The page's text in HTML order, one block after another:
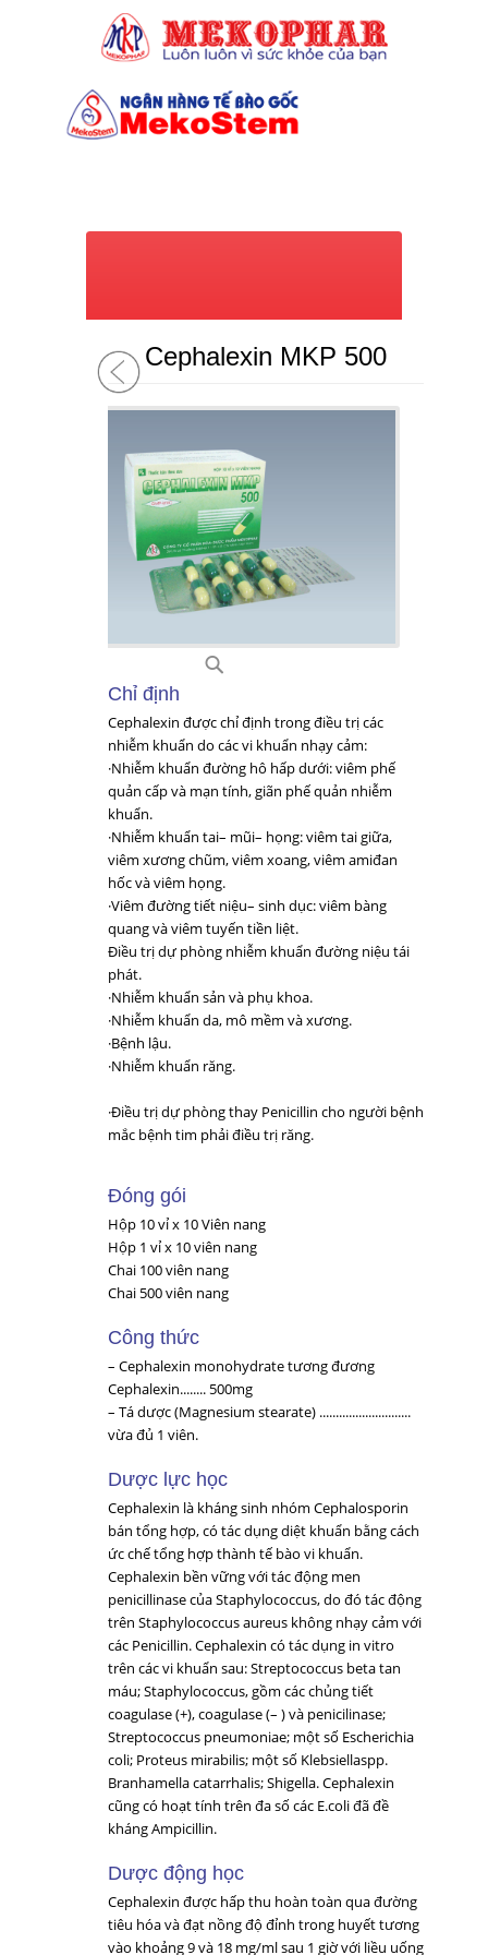
Cephalexin MKP 500
Chỉ định
Cephalexin được chỉ định trong điều trị các
nhiễm khuẩn do các vi khuẩn nhạy cảm:
·Nhiễm khuẩn đường hô hấp dưới: viêm phế
quản cấp và mạn tính, giãn phế quản nhiễm
khuẩn.
·Nhiễm khuẩn tai– mũi– họng: viêm tai giữa,
viêm xương chũm, viêm xoang, viêm amiđan
hốc và viêm họng.
·Viêm đường tiết niệu– sinh dục: viêm bàng
quang và viêm tuyến tiền liệt.
Điều trị dự phòng nhiễm khuẩn đường niệu tái
phát.
·Nhiễm khuẩn sản và phụ khoa.
·Nhiễm khuẩn da, mô mềm và xương.
·Bệnh lậu.
·Nhiễm khuẩn răng.
·Điều trị dự phòng thay Penicillin cho người bệnh
mắc bệnh tim phải điều trị răng.
Đóng gói
Hộp 10 vỉ x 10 Viên nang
Hộp 1 vỉ x 10 viên nang
Chai 100 viên nang
Chai 500 viên nang
Công thức
– Cephalexin monohydrate tương đương
Cephalexin........ 500mg
– Tá dược (Magnesium stearate) ............................
vừa đủ 1 viên.
Dược lực học
Cephalexin là kháng sinh nhóm Cephalosporin
bán tổng hợp, có tác dụng diệt khuẩn bằng cách
ức chế tổng hợp thành tế bào vi khuẩn.
Cephalexin bền vững với tác động men
penicillinase củaStaphylococcus, do đó tác động
trên Staphylococcus aureus không nhạy cảm với
các Penicillin. Cephalexin có tác dụng in vitro
trên các vi khuẩn sau:Streptococcus beta tan
máu;Staphylococcus, gồm các chủng tiết
coagulase (+), coagulase (– ) và penicilinase;
Streptococcus pneumoniae; một số Escherichia
coli; Proteus mirabilis; một số Klebsiellaspp.
Branhamella catarrhalis; Shigella.Cephalexin
cũng có hoạt tính trên đa số các E.coliđã đề
kháng Ampicillin.
Dược động học
Cephalexin được hấp thu hoàn toàn qua đường
tiêu hóa và đạt nồng độ đỉnh trong huyết tương
vào khoảng 9 và 18 mg/ml sau 1 giờ với liều uống